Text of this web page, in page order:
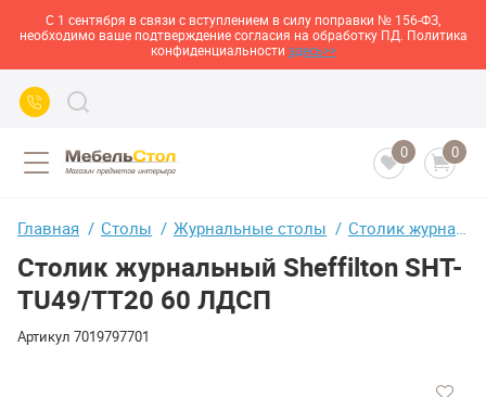
С 1 сентября в связи с вступлением в силу поправки № 156-ФЗ,
необходимо ваше подтверждение согласия на обработку ПД. Политика
конфиденциальности здесь>>
0 0
Главная Столы Журнальные столы Столик журнальный Sheffilton SHT-TU49/TT20 60 ЛДСП
Столик журнальный Sheffilton SHT-
TU49/TT20 60 ЛДСП
Артикул 7019797701